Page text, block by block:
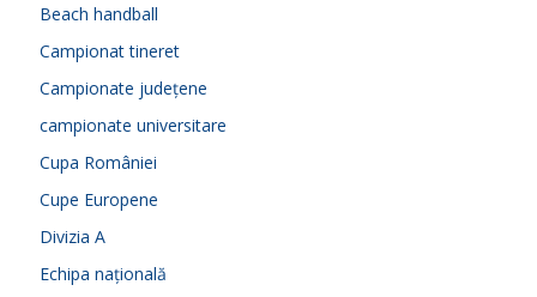
Beach handball
Campionat tineret
Campionate județene
campionate universitare
Cupa României
Cupe Europene
Divizia A
Echipa națională